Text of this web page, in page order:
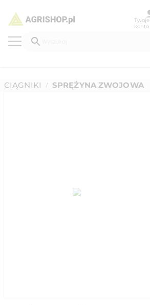
Twoje
konto
CIĄGNIKI / SPRĘŻYNA ZWOJOWA